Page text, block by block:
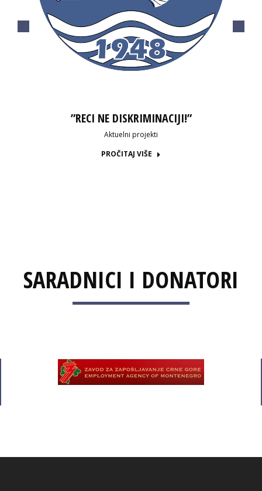
”RECI NE DISKRIMINACIJI!”
Aktuelni projekti
PROČITAJ VIŠE
SARADNICI I DONATORI